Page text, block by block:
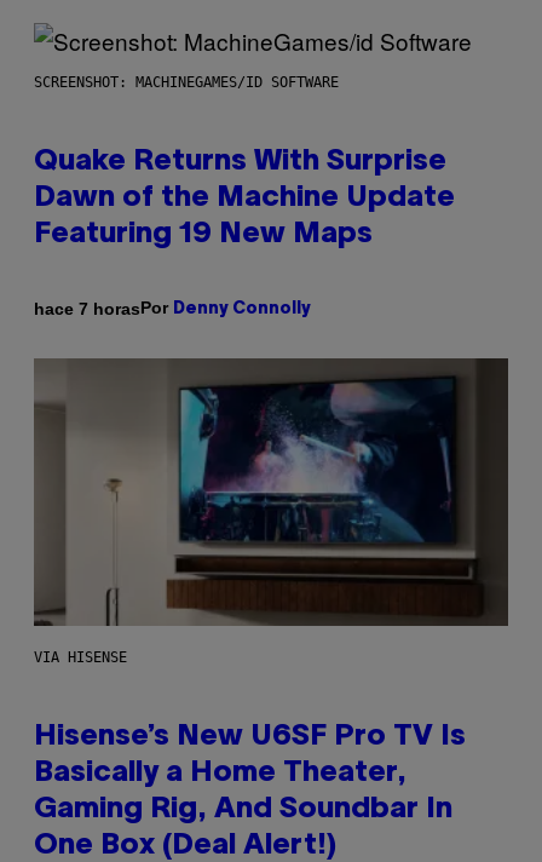
SCREENSHOT: MACHINEGAMES/ID SOFTWARE
Quake Returns With Surprise
Dawn of the Machine Update
Featuring 19 New Maps
hace 7 horasPor Denny Connolly
VIA HISENSE
Hisense’s New U6SF Pro TV Is
Basically a Home Theater,
Gaming Rig, And Soundbar In
One Box (Deal Alert!)